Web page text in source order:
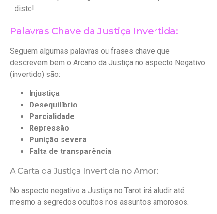
disto!
Palavras Chave da Justiça Invertida:
Seguem algumas palavras ou frases chave que
descrevem bem o Arcano da Justiça no aspecto Negativo
(invertido) são:
Injustiça
Desequilíbrio
Parcialidade
Repressão
Punição severa
Falta de transparência
A Carta da Justiça Invertida no Amor:
No aspecto negativo a Justiça no Tarot irá aludir até
mesmo a segredos ocultos nos assuntos amorosos.